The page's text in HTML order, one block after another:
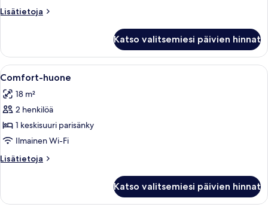
Lisätietoja
Lisätietoja
Katso valitsemiesi päivien hinnat
Avaa
kaikki
huonetyypin
Comfort-
huone
kuvat
Hotellihuone, jossa on sänky,
6
Comfort-huone
18 m²
2 henkilöä
1 keskisuuri parisänky
Ilmainen Wi-Fi
Lisätietoja
Lisätietoja
Katso valitsemiesi päivien hinnat